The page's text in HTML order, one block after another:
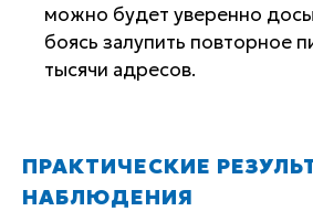
можно будет уверенно
боясь залупить повторное
тысячи адресов.
ПРАКТИЧЕСКИЕ
НАБЛЮДЕНИЯ